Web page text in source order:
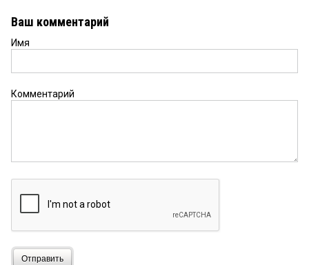
Ваш комментарий
Имя
Комментарий
Отправить